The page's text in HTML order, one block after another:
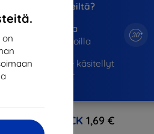
on
Miksi ostaa meiltä?
vuotta
markkinoilla
819530+käsitellyt
tilaukset
CASHBACK 1,69 €